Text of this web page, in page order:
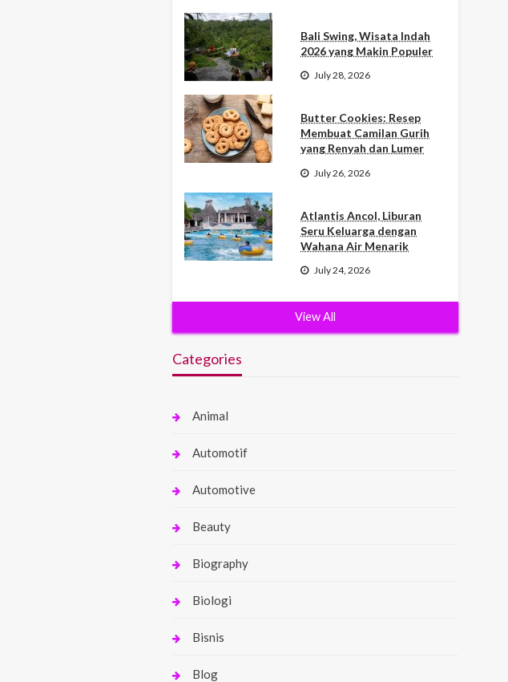
Bali Swing, Wisata Indah
2026 yang Makin Populer
July 28, 2026
Butter Cookies: Resep
Membuat Camilan Gurih
yang Renyah dan Lumer
July 26, 2026
Atlantis Ancol, Liburan
Seru Keluarga dengan
Wahana Air Menarik
July 24, 2026
View All
Categories
Animal
Automotif
Automotive
Beauty
Biography
Biologi
Bisnis
Blog